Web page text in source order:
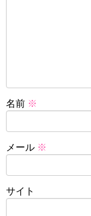
名前 ※
メール ※
サイト